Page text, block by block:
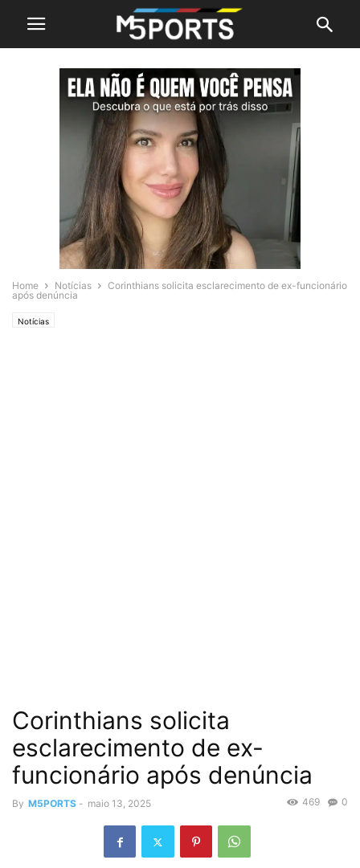
Home Notícias
Corinthians solicita esclarecimento de ex-funcionário
após denúncia
Notícias
Corinthians solicita
esclarecimento de ex-
funcionário após denúncia
By M5PORTS - maio 13, 2025 0
469